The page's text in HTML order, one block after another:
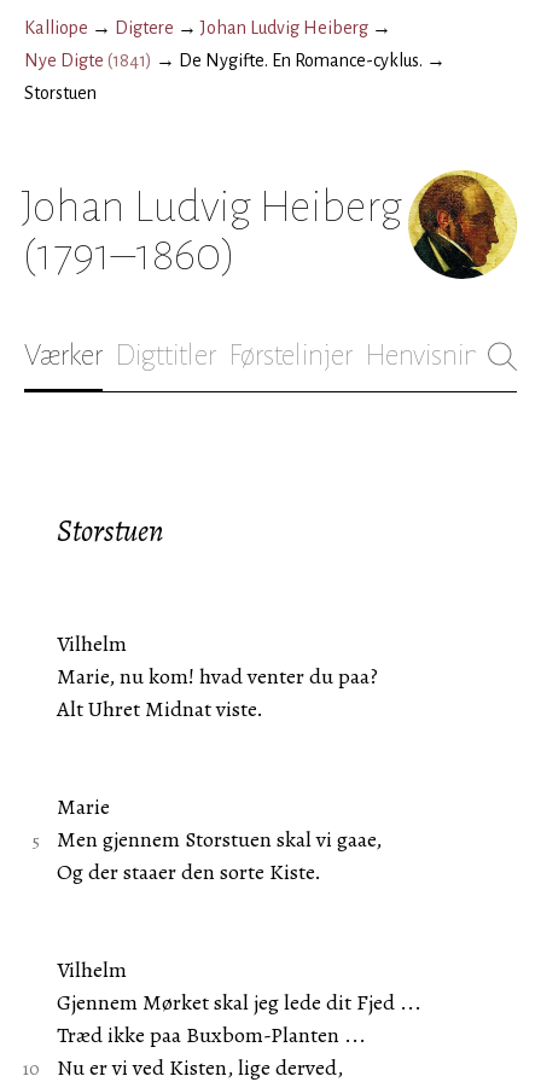
Kalliope → Digtere →Johan Ludvig Heiberg →
Nye Digte (1841) → De Nygifte. En Romance-cyklus. →
Storstuen
Johan Ludvig Heiberg
(1791–1860)
Værker Digttitler Førstelinjer Henvisninger
Storstuen
Vilhelm
Marie, nu kom! hvad venter du paa?
Alt Uhret Midnat viste.
Marie
Men gjennem Storstuen skal vi gaae,
Og der staaer den sorte Kiste.
Vilhelm
Gjennem Mørket skal jeg lede dit Fjed ...
Træd ikke paa Buxbom-Planten ...
Nu er vi ved Kisten, lige derved,